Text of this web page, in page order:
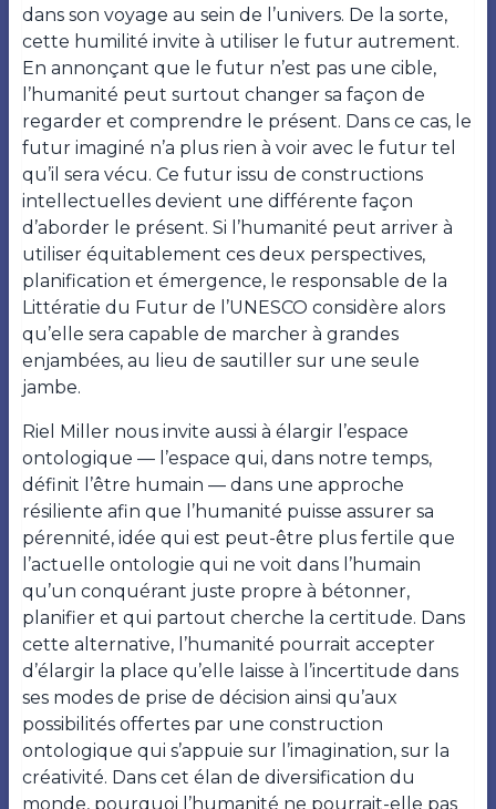
dans son voyage au sein de l’univers. De la sorte,
cette humilité invite à utiliser le futur autrement.
En annonçant que le futur n’est pas une cible,
l’humanité peut surtout changer sa façon de
regarder et comprendre le présent. Dans ce cas, le
futur imaginé n’a plus rien à voir avec le futur tel
qu’il sera vécu. Ce futur issu de constructions
intellectuelles devient une différente façon
d’aborder le présent. Si l’humanité peut arriver à
utiliser équitablement ces deux perspectives,
planification et émergence, le responsable de la
Littératie du Futur de l’UNESCO considère alors
qu’elle sera capable de marcher à grandes
enjambées, au lieu de sautiller sur une seule
jambe.
Riel Miller nous invite aussi à élargir l’espace
ontologique — l’espace qui, dans notre temps,
définit l’être humain — dans une approche
résiliente afin que l’humanité puisse assurer sa
pérennité, idée qui est peut-être plus fertile que
l’actuelle ontologie qui ne voit dans l’humain
qu’un conquérant juste propre à bétonner,
planifier et qui partout cherche la certitude. Dans
cette alternative, l’humanité pourrait accepter
d’élargir la place qu’elle laisse à l’incertitude dans
ses modes de prise de décision ainsi qu’aux
possibilités offertes par une construction
ontologique qui s’appuie sur l’imagination, sur la
créativité. Dans cet élan de diversification du
monde, pourquoi l’humanité ne pourrait-elle pas